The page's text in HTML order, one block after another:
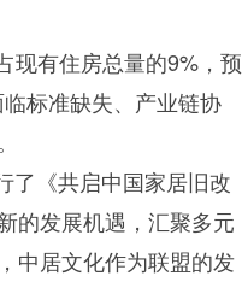
现有住房总量的9%，预
标准缺失、产业链协
了《共启中国家居旧改
的发展机遇，汇聚多元
中居文化作为联盟的发